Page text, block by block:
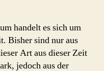
handelt es sich um
Bisher sind nur aus
Art aus dieser Zeit
jedoch aus der